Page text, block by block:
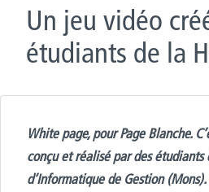
Presse
Rencontrez-
Un jeu vidéo
étudiants de la
White page, pour Page Blanche.
conçu et réalisé par des
d’Informatique de Gestion